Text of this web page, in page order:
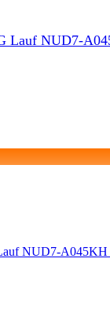
Lauf NUD7-